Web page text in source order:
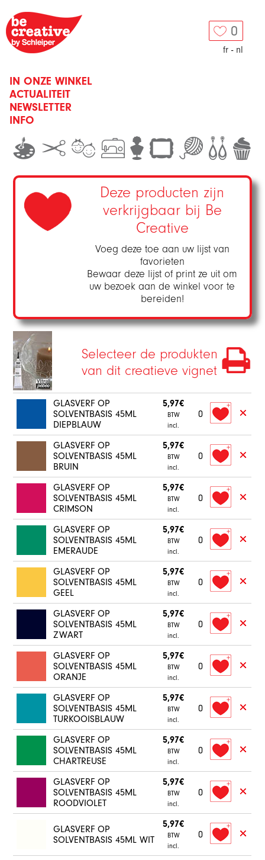
0
fr - nl
IN ONZE WINKEL
ACTUALITEIT
NEWSLETTER
INFO
Deze producten zijn
verkrijgbaar bij Be
Creative
Voeg deze toe aan uw lijst van
favorieten
Bewaar deze lijst of print ze uit om
uw bezoek aan de winkel voor te
bereiden!
Selecteer de produkten
van dit creatieve vignet
GLASVERF OP
SOLVENTBASIS 45ML
DIEPBLAUW
5,97€
BTW
incl.
0
GLASVERF OP
SOLVENTBASIS 45ML
BRUIN
5,97€
BTW
incl.
0
GLASVERF OP
SOLVENTBASIS 45ML
CRIMSON
5,97€
BTW
incl.
0
GLASVERF OP
SOLVENTBASIS 45ML
EMERAUDE
5,97€
BTW
incl.
0
GLASVERF OP
SOLVENTBASIS 45ML
GEEL
5,97€
BTW
incl.
0
GLASVERF OP
SOLVENTBASIS 45ML
ZWART
5,97€
BTW
incl.
0
GLASVERF OP
SOLVENTBASIS 45ML
ORANJE
5,97€
BTW
incl.
0
GLASVERF OP
SOLVENTBASIS 45ML
TURKOOISBLAUW
5,97€
BTW
incl.
0
GLASVERF OP
SOLVENTBASIS 45ML
CHARTREUSE
5,97€
BTW
incl.
0
GLASVERF OP
SOLVENTBASIS 45ML
ROODVIOLET
5,97€
BTW
incl.
0
GLASVERF OP
SOLVENTBASIS 45ML WIT
5,97€
BTW
incl.
0